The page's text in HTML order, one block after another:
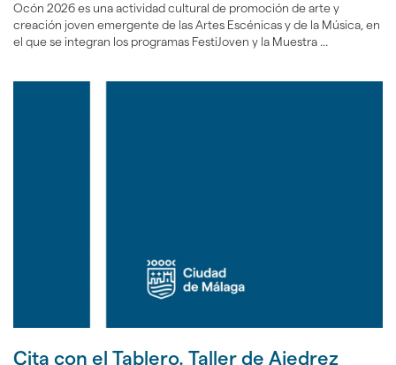
Ocón 2026 es una actividad cultural de promoción de arte y
creación joven emergente de las Artes Escénicas y de la Música, en
el que se integran los programas FestiJoven y la Muestra ...
Cita con el Tablero. Taller de Ajedrez